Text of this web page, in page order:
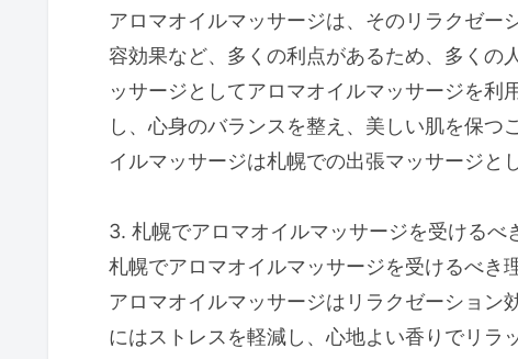
アロマオイルマッサージは、そのリラクゼー
容効果など、多くの利点があるため、多くの
ッサージとしてアロマオイルマッサージを利
し、心身のバランスを整え、美しい肌を保
イルマッサージは札幌での出張マッサージと
3. 札幌でアロマオイルマッサージを受けるべ
札幌でアロマオイルマッサージを受けるべき
アロマオイルマッサージはリラクゼーション
にはストレスを軽減し、心地よい香りでリラ